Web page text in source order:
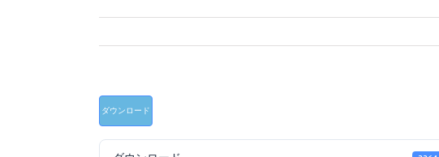
ダウンロード